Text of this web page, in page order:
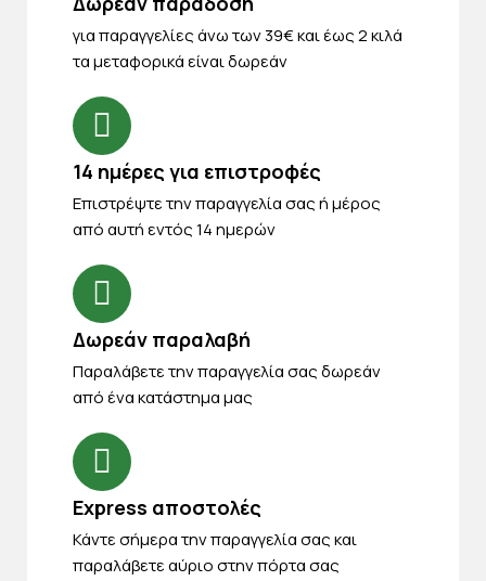
για παραγγελίες άνω των 39€ και έως 2 κιλά
τα μεταφορικά είναι δωρεάν
14 ημέρες για επιστροφές
Eπιστρέψτε την παραγγελία σας ή μέρος
από αυτή εντός 14 ημερών
Δωρεάν παραλαβή
Παραλάβετε την παραγγελία σας δωρεάν
από ένα κατάστημα μας
Express αποστολές
Κάντε σήμερα την παραγγελία σας και
παραλάβετε αύριο στην πόρτα σας